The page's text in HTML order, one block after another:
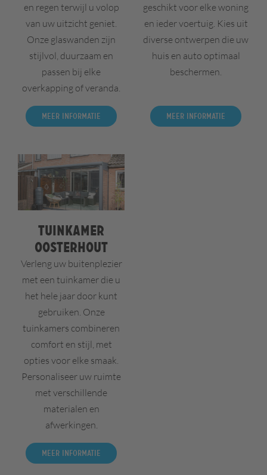
en regen terwijl u volop
van uw uitzicht geniet.
Onze glaswanden zijn
stijlvol, duurzaam en
passen bij elke
overkapping of veranda.
Meer informatie
geschikt voor elke woning
en ieder voertuig. Kies uit
diverse ontwerpen die uw
huis en auto optimaal
beschermen.
Meer informatie
Tuinkamer
Oosterhout
Verleng uw buitenplezier
met een tuinkamer die u
het hele jaar door kunt
gebruiken. Onze
tuinkamers combineren
comfort en stijl, met
opties voor elke smaak.
Personaliseer uw ruimte
met verschillende
materialen en
afwerkingen.
Meer informatie